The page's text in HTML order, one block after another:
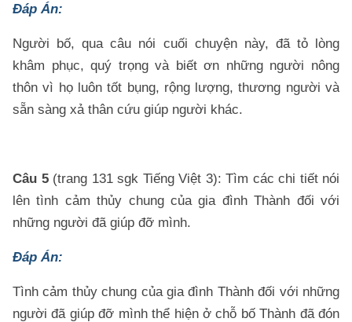
Đáp Án:
Người bố, qua câu nói cuối chuyện này, đã tỏ lòng
khâm phục, quý trọng và biết ơn những người nông
thôn vì họ luôn tốt bụng, rộng lượng, thương người và
sẵn sàng xả thân cứu giúp người khác.
Câu 5(trang 131 sgk Tiếng Việt 3): Tìm các chi tiết nói
lên tình cảm thủy chung của gia đình Thành đối với
những người đã giúp đỡ mình.
Đáp Án:
Tình cảm thủy chung của gia đình Thành đối với những
người đã giúp đỡ mình thể hiện ở chỗ bố Thành đã đón